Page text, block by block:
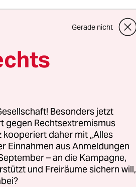
ein
Gerade nicht
Besonders jetzt
gegen Rechtsextremismus
kooperiert daher mit „Alles
Einnahmen aus Anmeldungen
– an die Kampagne,
und Freiräume sichern will,